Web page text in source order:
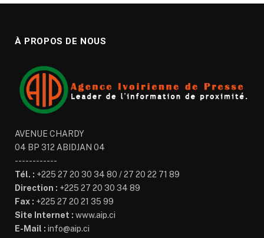
À PROPOS DE NOUS
AVENUE CHARDY
04 BP 312 ABIDJAN 04
------------
Tél. : +225 27 20 30 34 80 / 27 20 22 71 89
Direction : +225 27 20 30 34 89
Fax : +225 27 20 21 35 99
Site Internet : www.aip.ci
E-Mail : info@aip.ci